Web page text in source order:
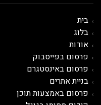
בית
בלוג
אודות
פרסום בפייסבוק
פרסום באינסטגרם
בניית אתרים
פרסום באמצעות תוכן